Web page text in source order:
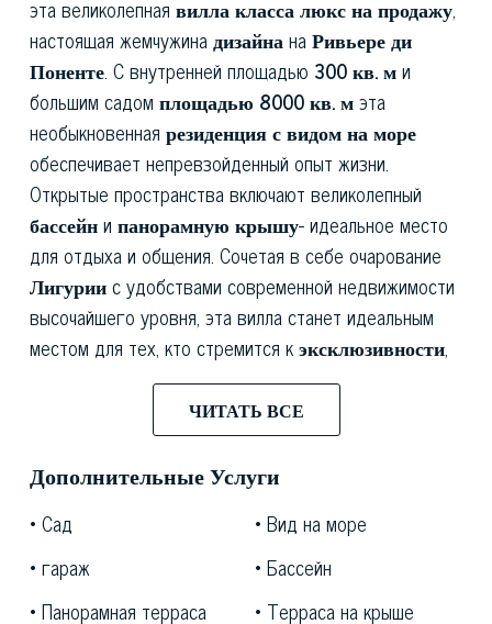
эта великолепная вилла класса люкс на продажу,
настоящая жемчужинадизайнанаРивьере ди
Поненте. С внутренней площадью 300 кв. ми
большим садом площадью 8000 кв. мэта
необыкновенная резиденция с видом на море
обеспечивает непревзойденный опыт жизни.
Открытые пространства включают великолепный
бассейни панорамную крышу- идеальное место
для отдыха и общения. Сочетая в себе очарование
Лигуриис удобствами современной недвижимости
высочайшего уровня, эта вилла станет идеальным
местом для тех, кто стремится кэксклюзивности,
благополучию,уединениюи общению с природой.
- это восхитительная деревня,
расположенная недалеко отЛигурийского моря
которая сохранила свои средневековые черты на
бесконечной синевой моря и зеленью холмов, она
считается одной из
самых красивых деревень
ЧИТАТЬ ВСЕ
Дополнительные Услуги
Сад
Вид на море
гараж
Бассейн
Панорамная терраса
Терраса на крыше